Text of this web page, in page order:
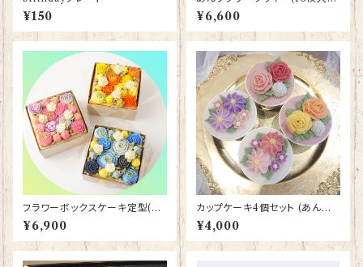
¥150
2個セット 写真は夏デザイン
¥6,600
フラワーボックスケーキ定型(あ
んクリーム) 配送日指定不可
¥6,900
カップケーキ4個セット (あんクリ
ーム)(配送指定不可))
¥4,000